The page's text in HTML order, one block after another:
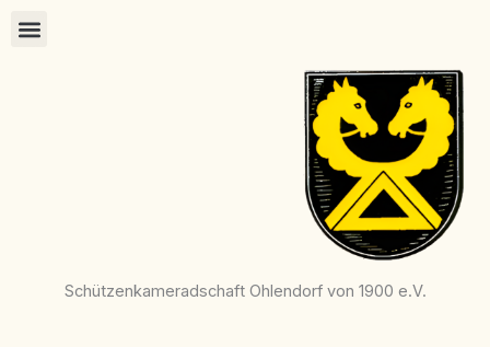
Inhalt
Schützenkameradschaft Ohlendorf von 1900 e.V.